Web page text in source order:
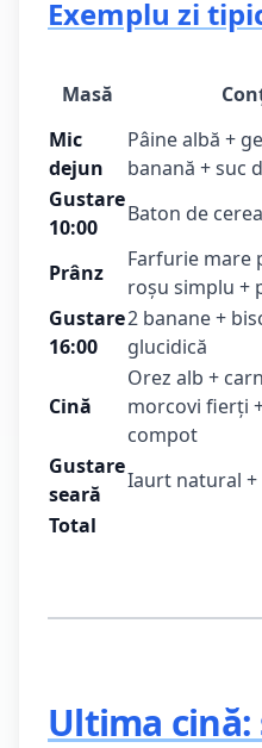
Exemplu zi
Masă
Mic
dejun
Pâine albă +
banană + suc
Gustare
10:00
Baton de
Prânz
Farfurie mare
roșu simplu +
Gustare
16:00
2 banane +
glucidică
Cină
Orez alb +
morcovi fierți
compot
Gustare
seară
Iaurt natural +
Total
Ultima cină: